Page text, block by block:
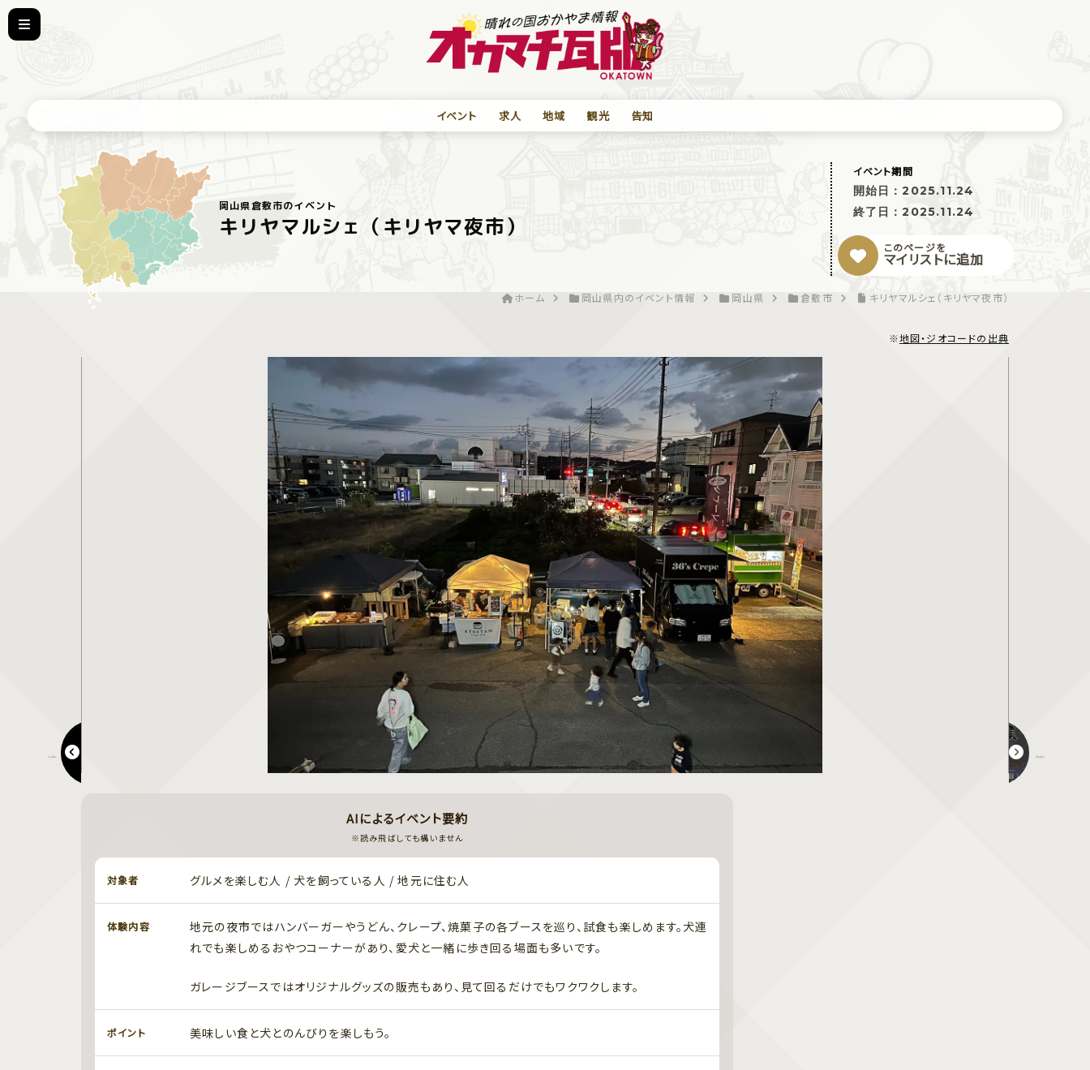
イベント 求人 地域 観光 告知
岡山県倉敷市のイベント
キリヤマルシェ（キリヤマ夜市）
イベント期間
開始日：2025.11.24
終了日：2025.11.24
このページを
マイリストに追加
ホーム 岡山県内のイベント情報 岡山県 倉敷市 キリヤマルシェ（キリヤマ夜市）
※地図・ジオコードの出典
AIによるイベント要約
※読み飛ばしても構いません
対象者 グルメを楽しむ人 / 犬を飼っている人 / 地元に住む人
体験内容
地元の夜市ではハンバーガーやうどん、クレープ、焼菓子の各ブースを巡り、試食も楽しめます。犬連
れでも楽しめるおやつコーナーがあり、愛犬と一緒に歩き回る場面も多いです。
ガレージブースではオリジナルグッズの販売もあり、見て回るだけでもワクワクします。
ポイント 美味しい食と犬とのんびりを楽しもう。